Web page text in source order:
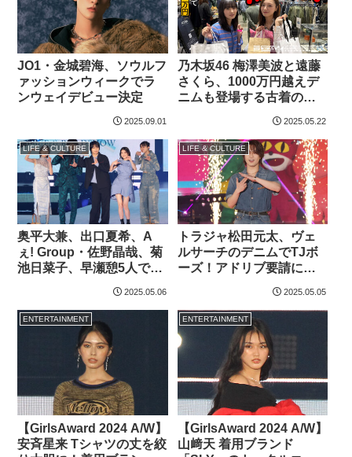
JO1・金城碧海、ソウルフ
ァッションウィークでラ
ンウェイデビュー決定
2025.09.01
乃木坂46 梅澤美波と遠藤
さくら、1000万円越えデ
ニムも登場する古着の祭
2025.05.22
LIFE & CULTURE
奥平大兼、出口夏希、A
ぇ! Group・佐野晶哉、菊
池日菜子、早瀬憩5人でラ
大胆に開いたミニワンピ
で…
2025.05.06
LIFE & CULTURE
トラジャ松田元太、ヴェ
ルサーチのデニムでTJボ
ーズ！アドリブ要請に
つものTJ的なオーラ
を…」
2025.05.05
ENTERTAINMENT
【GirlsAward 2024 A/W】
安⻫星来 Tシャツの丈を絞
ENTERTAINMENT
【GirlsAward 2024 A/W】
山﨑天 着用ブランド